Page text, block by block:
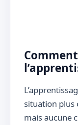
situation plus
mais aucune